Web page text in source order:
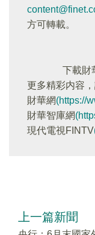
方可轉載。
下載財
更多精彩内容，
財華網(https://
財華智庫網
現代電視FINTV
上一篇新聞